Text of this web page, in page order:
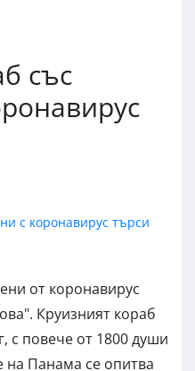
със
от коронавирус
Круизният кораб
с повече от 1800 души
на Панама се опитва